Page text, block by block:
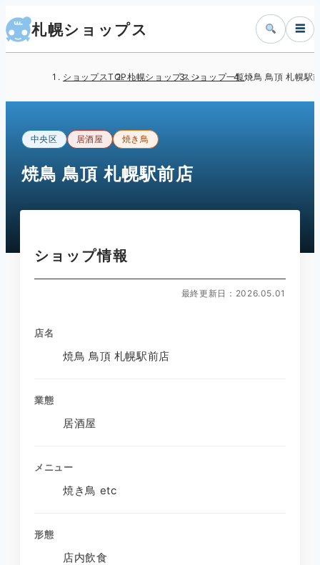
札幌ショップス ☰
ショップスTOP札幌ショップス ショップ一覧焼鳥 鳥頂 札幌駅
中央区 居酒屋 焼き鳥
焼鳥 鳥頂 札幌駅前店
ショップ情報
最終更新日：2026.05.01
店名
焼鳥 鳥頂 札幌駅前店
業態
居酒屋
メニュー
焼き鳥 etc
形態
店内飲食